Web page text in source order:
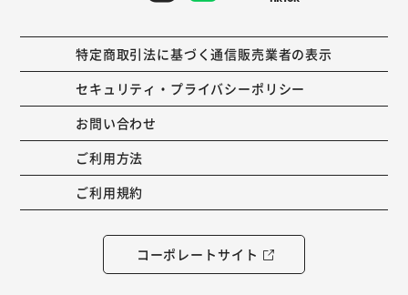
特定商取引法に基づく通信販売業者の表示
セキュリティ・プライバシーポリシー
お問い合わせ
ご利用方法
ご利用規約
コーポレートサイト